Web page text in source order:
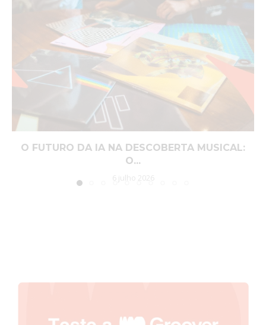
O FUTURO DA IA NA DESCOBERTA MUSICAL:
O...
6 julho 2026